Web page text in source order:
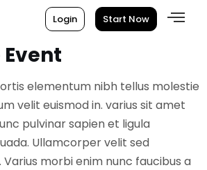
Login Start Now
elementum nibh tellus molestie
velit euismod in. varius sit amet
pulvinar sapien et ligula
Ullamcorper velit sed
morbi enim nunc faucibus a